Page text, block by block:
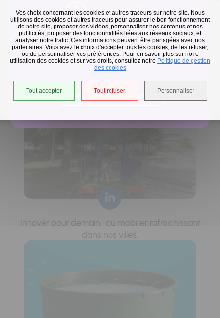
Vos choix concernant les cookies et autres traceurs sur notre site. Nous
utilisons des cookies et autres traceurs pour assurer le bon fonctionnement
de notre site, proposer des vidéos, personnaliser nos contenus et nos
publicités, proposer des fonctionnalités liées aux réseaux sociaux, et
analyser notre trafic. Ces informations peuvent être partagées avec nos
partenaires. Vous avez le choix d'accepter tous les cookies, de les refuser,
ou de personnaliser vos préférences. Pour en savoir plus sur notre
utilisation des cookies et sur vos droits, consultez notre Politique de gestion
des cookies
Tout accepter Tout refuser Personnaliser
Flash infos
Collecte des déchets
En raison des températures, le passage de nos camions
est avancé d'une heure jusqu'au 14 août.
Accéder à l'univers déchets
Horaires de collecte adaptés aux périodes de fortes
Innover pour demain : du mobilier rafraichissant
dans nos villes.